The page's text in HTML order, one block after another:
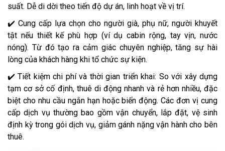
suất. Dễ di dời theo tiến độ dự án, linh hoạt về vị trí.
✔️ Cung cấp lựa chọn cho người già, phụ nữ, người khuyết
tật nếu thiết kế phù hợp (ví dụ cabin rộng, tay vịn, nước
nóng). Từ đó tạo ra cảm giác chuyên nghiệp, tăng sự hài
lòng của khách hàng khi tổ chức sự kiện.
✔️ Tiết kiệm chi phí và thời gian triển khai: So với xây dựng
tạm cơ sở cố định, thuê di động nhanh và rẻ hơn nhiều, đặc
biệt cho nhu cầu ngắn hạn hoặc biến động. Các đơn vị cung
cấp dịch vụ thường bao gồm vận chuyển, lắp đặt, vệ sinh
định kỳ trong gói dịch vụ, giảm gánh nặng vận hành cho bên
thuê.